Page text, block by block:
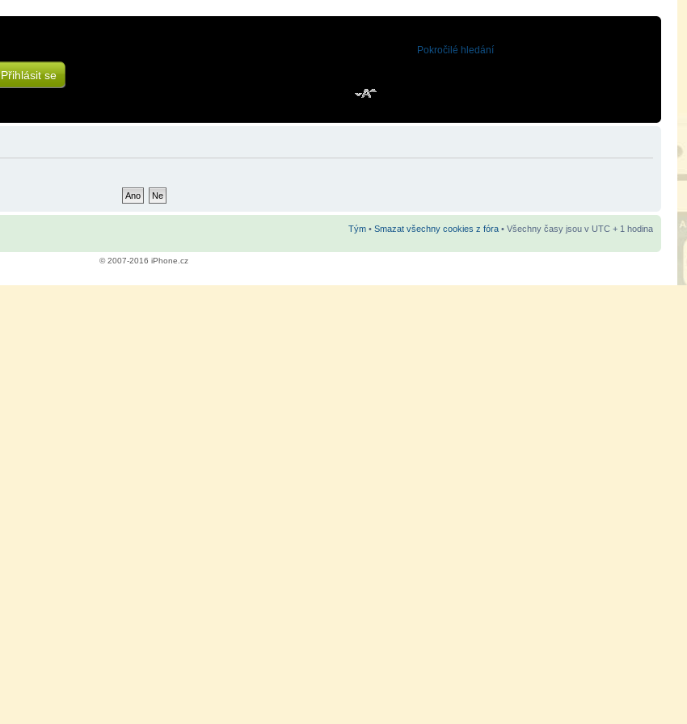
Přihlásit se
Pokročilé hledání
Tým • Smazat všechny cookies z fóra • Všechny časy jsou v UTC + 1 hodina
© 2007-2016 iPhone.cz